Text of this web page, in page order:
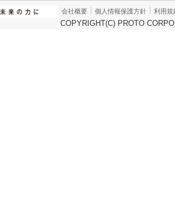
会社概要 個人情報保護方針 利用規
COPYRIGHT(C) PROTO